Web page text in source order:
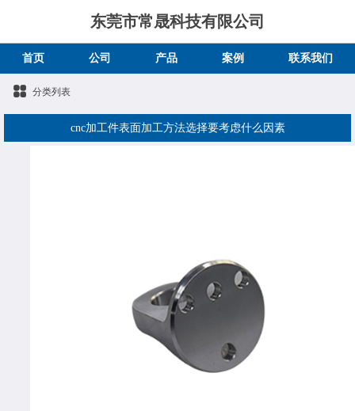
东莞市常晟科技有限公司
首页 公司 产品 案例 联系我们
分类列表
cnc加工件表面加工方法选择要考虑什么因素